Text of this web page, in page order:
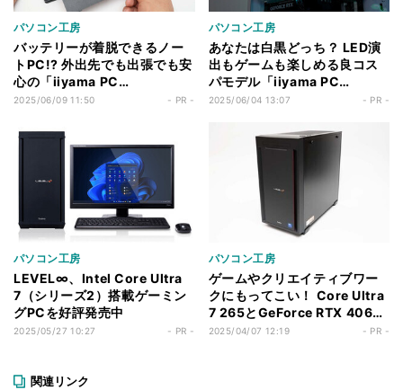
パソコン工房
バッテリーが着脱できるノー
トPC!? 外出先でも出張でも安
心の「iiyama PC
SOLUTION-15FH129-i5-
ない
2025/06/09 11:50 - PR -
パソコン工房
あなたは白黒どっち？ LED演
出もゲームも楽しめる良コス
パモデル「iiyama PC
LEVEL-M88H-225F-RLX」
2025/06/04 13:07 - PR -
パソコン工房
LEVEL∞、Intel Core Ultra
7（シリーズ2）搭載ゲーミン
グPCを好評発売中
2025/05/27 10:27 - PR -
パソコン工房
ゲームやクリエイティブワー
クにもってこい！ Core Ultra
7 265とGeForce RTX 4060
搭載で23万円切りの「iiyama
2025/04/07 12:19 - PR -
関連リンク